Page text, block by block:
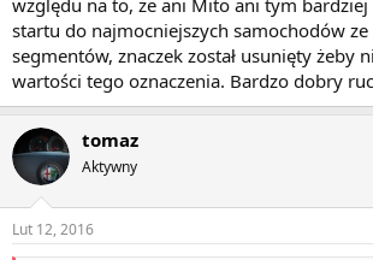
względu na to, że ani Mito ani tym
startu do najmocniejszych samochodów ze
segmentów, znaczek został usunięty żeby
wartości tego oznaczenia. Bardzo dobry
tomaz
Aktywny
Lut 12, 2016